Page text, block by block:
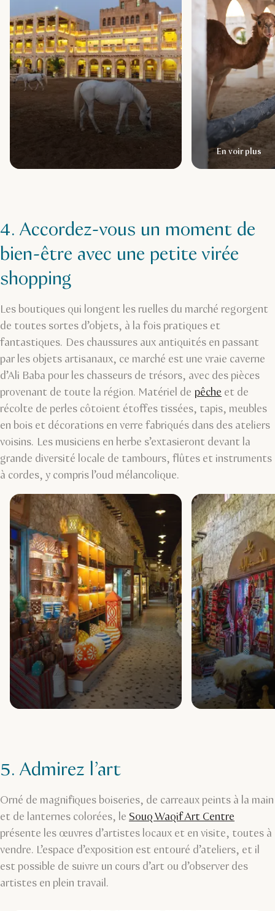
En voir plus
4. Accordez-vous un moment de
bien-être avec une petite virée
shopping
Les boutiques qui longent les ruelles du marché regorgent
de toutes sortes d’objets, à la fois pratiques et
fantastiques. Des chaussures aux antiquités en passant
par les objets artisanaux, ce marché est une vraie caverne
d’Ali Baba pour les chasseurs de trésors, avec des pièces
provenant de toute la région. Matériel de pêche et de
récolte de perles côtoient étoffes tissées, tapis, meubles
en bois et décorations en verre fabriqués dans des ateliers
voisins. Les musiciens en herbe s’extasieront devant la
grande diversité locale de tambours, flûtes et instruments
à cordes, y compris l’oud mélancolique.
5. Admirez l’art
Orné de magnifiques boiseries, de carreaux peints à la main
et de lanternes colorées, le Souq Waqif Art Centre
présente les œuvres d’artistes locaux et en visite, toutes à
vendre. L’espace d’exposition est entouré d’ateliers, et il
est possible de suivre un cours d’art ou d’observer des
artistes en plein travail.